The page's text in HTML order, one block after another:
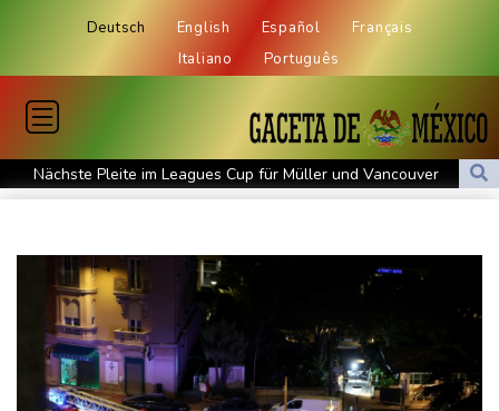
Deutsch English Español
Français
Italiano
Português
Nächste Pleite im Leagues Cup für Müller und Vancouver
Nowotny sieht Klopp als mögliche Stütze im Jugendbereich
Bericht: EU importiert wieder mehr Flüssiggas aus Russland
Militärverwaltung: Mindestens drei Tote durch russische Angriffe
in Region Kiew
BUND kritisiert Lockerung von Sonntagsfahrverbot für Lkw - BDI
begrüßt es